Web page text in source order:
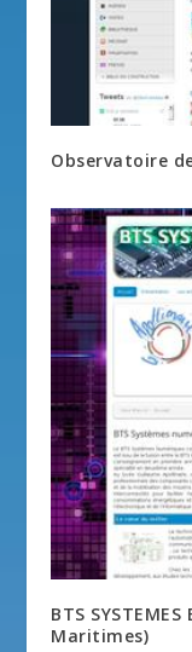
Observatoire
BTS
Maritimes)